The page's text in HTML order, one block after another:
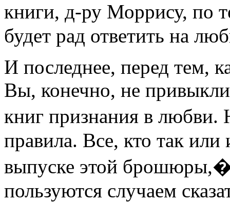
книги, д-ру Моррису, по
будет рад ответить на
И последнее, перед тем,
Вы, конечно, не
книг признания в любви.
правила. Все, кто так
выпуске этой брошюры,�
пользуются случаем